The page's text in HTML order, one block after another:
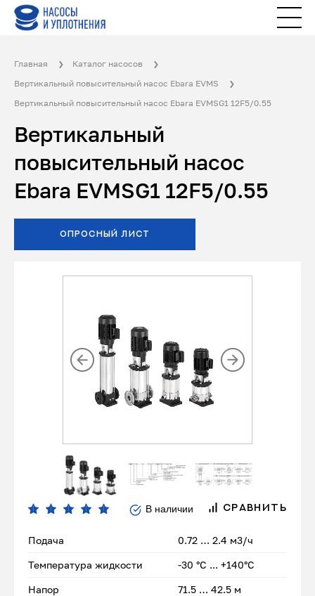
Главная
Каталог насосов
Вертикальный повысительный насос Ebara EVMS
Вертикальный повысительный насос Ebara EVMSG1 12F5/0.55
Вертикальный
повысительный насос
Ebara EVMSG1 12F5/0.55
ОПРОСНЫЙ ЛИСТ
В наличии СРАВНИТЬ
Подача 0.72 … 2.4 м3/ч
Температура жидкости -30 °С ... +140°С
Напор 71.5 … 42.5 м